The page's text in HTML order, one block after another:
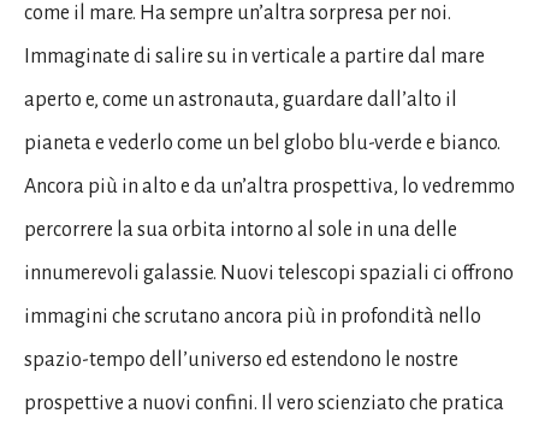
come il mare. Ha sempre un’altra sorpresa per noi.
Immaginate di salire su in verticale a partire dal mare
aperto e, come un astronauta, guardare dall’alto il
pianeta e vederlo come un bel globo blu-verde e bianco.
Ancora più in alto e da un’altra prospettiva, lo vedremmo
percorrere la sua orbita intorno al sole in una delle
innumerevoli galassie. Nuovi telescopi spaziali ci offrono
immagini che scrutano ancora più in profondità nello
spazio-tempo dell’universo ed estendono le nostre
prospettive a nuovi confini. Il vero scienziato che pratica